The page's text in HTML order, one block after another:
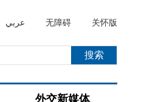
عربي 无障碍 关怀版
外交新媒体